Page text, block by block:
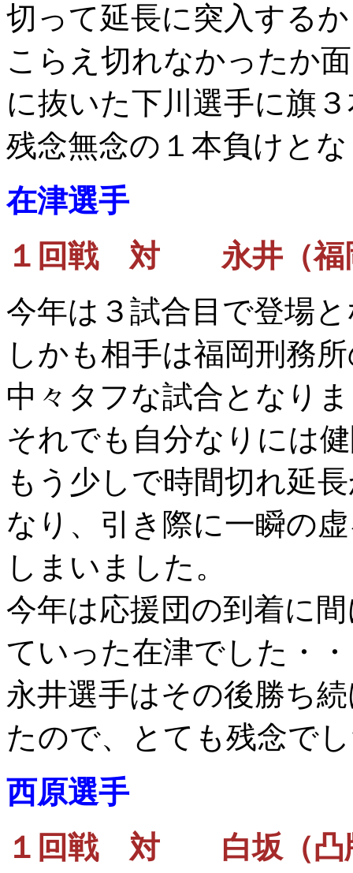
切って延長に突入する
こらえ切れなかったか
に抜いた下川選手に旗
残念無念の１本負けと
在津選手
１回戦 対 永井（福
今年は３試合目で登場
しかも相手は福岡刑務
中々タフな試合となり
それでも自分なりには
もう少しで時間切れ延
なり、引き際に一瞬の
しまいました。
今年は応援団の到着に
ていった在津でした・
永井選手はその後勝ち
たので、とても残念で
西原選手
１回戦 対 白坂（凸